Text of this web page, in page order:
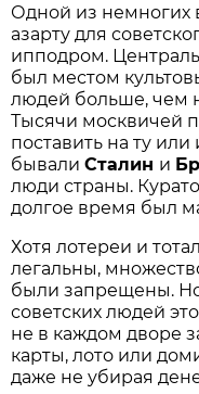
Одной из немногих
азарту для
ипподром.
был местом
людей больше, чем
Тысячи москвичей
поставить на ту
бывалиСталин и
люди страны.
долгое время был
Хотя лотереи и
легальны,
были запрещены.
советских людей
не в каждом дворе
карты, лото или
даже не убирая